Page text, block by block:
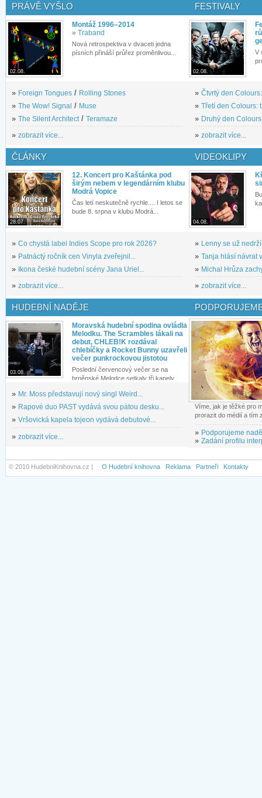
PRÁVĚ VYŠLO
02.08.
Montáž 1996–2014
» Traband
Nová retrospektiva v dvaceti jedna
písních přináší průřez proměnlivou...
» Foreign Tongues / Rolling Stones
» The Wow! Signal / Muse
» The Silent Architect / Teramaze
» zobrazit více...
FESTIVALY
02.08.
V
» Čtvrtý den
» Třetí den Colours:
» Druhý den
» zobrazit více...
ČLÁNKY
28.07.
12. Koncert pro Kaštánka pod
širým nebem v legendárním klubu
Modrá Vopice
Čas letí neskutečně rychle.... I letos se
bude 8. srpna v klubu Modrá...
» Co chystá label Indies Scope pro rok 2026?
» Patnáctý ročník cen Vinyla zveřejnil...
»
Ikona české hudební scény Jana Uriel...
» zobrazit více...
VIDEOKLIPY
04.08.
» Lenny se už
» Tanja hlásí návrat
» Michal Hrůza
» zobrazit více...
HUDEBNÍ NADĚJE
03.08.
Moravská hudební spodina ovládla
Melodku. The Scrambles lákali na
debut, CHLEB!K rozdával
chlebíčky a Rocket Bunny uzavřeli
večer punkrockovou jistotou
Poslední červencový večer se na
brněnské Melodce setkaly tři kapely...
» Mr. Moss představují nový singl Weird...
» Rapové duo PAST vydává svou pátou desku...
» Vršovická kapela tojeon vydává debutové...
» zobrazit více...
Víme, jak je těžké pro
prorazit do médií a tím
» Podporujeme
» Zadání profilu
© 2010 HudebniKnihovna.cz | O Hudební knihovna Reklama Partneři Kontakty